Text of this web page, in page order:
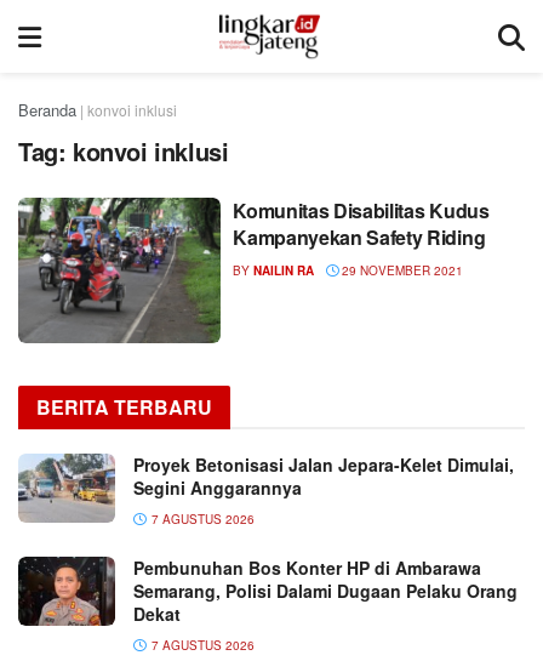
Beranda | konvoi inklusi
Tag: konvoi inklusi
Komunitas Disabilitas Kudus
Kampanyekan Safety Riding
BY NAILIN RA 29 NOVEMBER 2021
BERITA TERBARU
Proyek Betonisasi Jalan Jepara-Kelet Dimulai,
Segini Anggarannya
7 AGUSTUS 2026
Pembunuhan Bos Konter HP di Ambarawa
Semarang, Polisi Dalami Dugaan Pelaku Orang
Dekat
7 AGUSTUS 2026